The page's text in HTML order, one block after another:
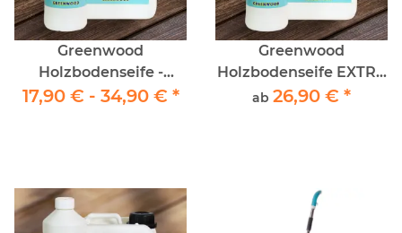
Greenwood
Holzbodenseife -
Reinigung geöltes
17,90 € - 34,90 € *
Greenwood
Holzbodenseife EXTRA
Hartwachspflege
ab 26,90 € *